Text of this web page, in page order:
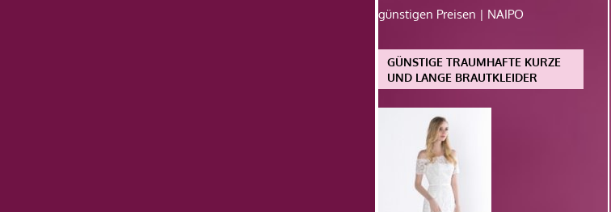
günstigen Preisen | NAIPO
GÜNSTIGE TRAUMHAFTE KURZE
UND LANGE BRAUTKLEIDER